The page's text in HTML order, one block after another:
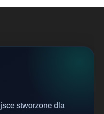
stworzone dla